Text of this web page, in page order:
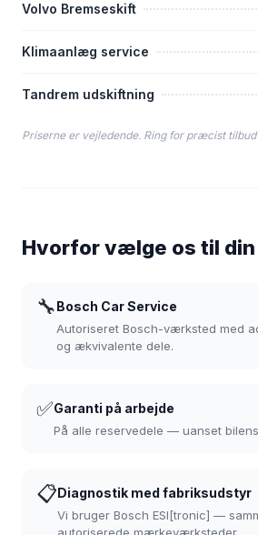
Volvo Bremseskift
Klimaanlæg service
Tandrem udskiftning
Priserne er vejledende. Ring for præcist tilbud
Hvorfor vælge os til din
🔧Bosch Car Service
Autoriseret Bosch-værksted med
og ækvivalente dele.
✅Garanti på arbejde
På alle reservedele — uanset
📋Diagnostik med fabriksudstyr
Vi bruger Bosch ESI[tronic] —